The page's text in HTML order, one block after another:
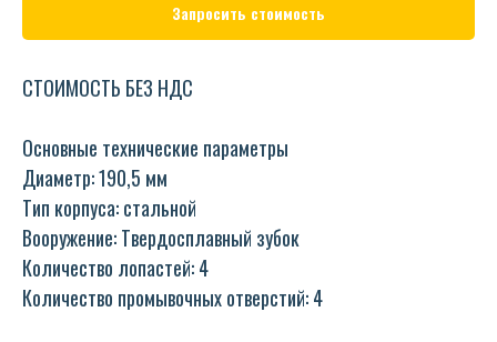
Запросить стоимость
СТОИМОСТЬ БЕЗ НДС
Основные технические параметры
Диаметр: 190,5 мм
Тип корпуса: стальной
Вооружение: Твердосплавный зубок
Количество лопастей: 4
Количество промывочных отверстий: 4